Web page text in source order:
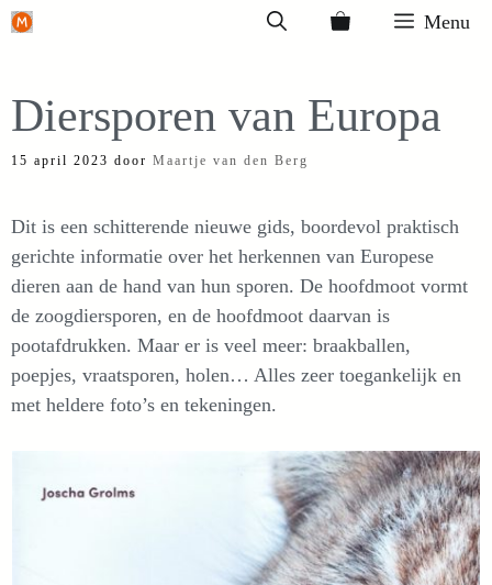
Ga
inhoud
Menu
Diersporen van Europa
15 april 2023 door Maartje van den Berg
Dit is een schitterende nieuwe gids, boordevol praktisch
gerichte informatie over het herkennen van Europese
dieren aan de hand van hun sporen. De hoofdmoot vormt
de zoogdiersporen, en de hoofdmoot daarvan is
pootafdrukken. Maar er is veel meer: braakballen,
poepjes, vraatsporen, holen… Alles zeer toegankelijk en
met heldere foto’s en tekeningen.